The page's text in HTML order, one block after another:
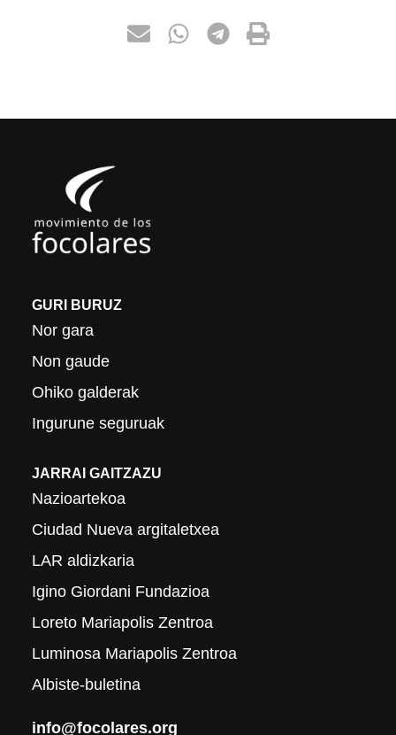
GURI BURUZ
Nor gara
Non gaude
Ohiko galderak
Ingurune seguruak
JARRAI GAITZAZU
Nazioartekoa
Ciudad Nueva argitaletxea
LAR aldizkaria
Igino Giordani Fundazioa
Loreto Mariapolis Zentroa
Luminosa Mariapolis Zentroa
Albiste-buletina
info@focolares.org